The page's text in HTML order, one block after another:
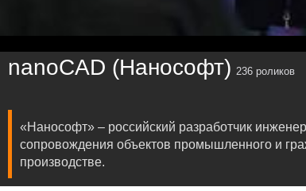
nanoCAD (Нанософт) 236 роликов
«Нанософт» – российский разработчик
сопровождения объектов промышленного и
производстве.